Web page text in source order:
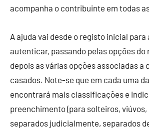
acompanha o contribuinte em todas
A ajuda vai desde o registo inicial para
autenticar, passando pelas opções do
depois as várias opções associadas a
casados. Note-se que em cada uma
encontrará mais classificações e
preenchimento (para solteiros,
separados judicialmente, separados